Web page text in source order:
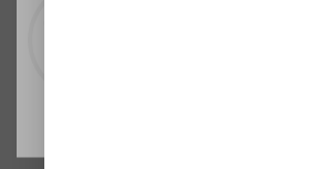
Rádi vám upravujeme nabídku
tomu soubory cookie.